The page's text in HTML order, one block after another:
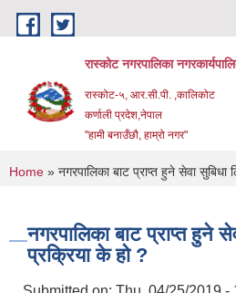
Skip to main content
रास्कोट नगरपालिका
रास्कोट-५, आर.सी.पी. ,कालिकोट
कर्णाली प्रदेश,नेपाल
"हामी बनाउँछौ, हाम्रो नगर"
You are here
Home » नगरपालिका बाट प्राप्त हुने सेवा सुबिधा
नगरपालिका बाट प्राप्त हुने
प्रक्रिया के हो ?